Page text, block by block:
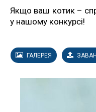
Якщо ваш котик –
у нашому конкурсі!
ГАЛЕРЕЯ